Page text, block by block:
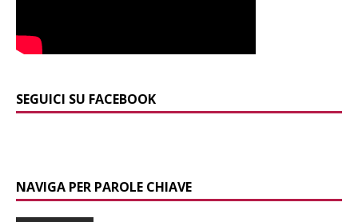
SEGUICI SU FACEBOOK
NAVIGA PER PAROLE CHIAVE